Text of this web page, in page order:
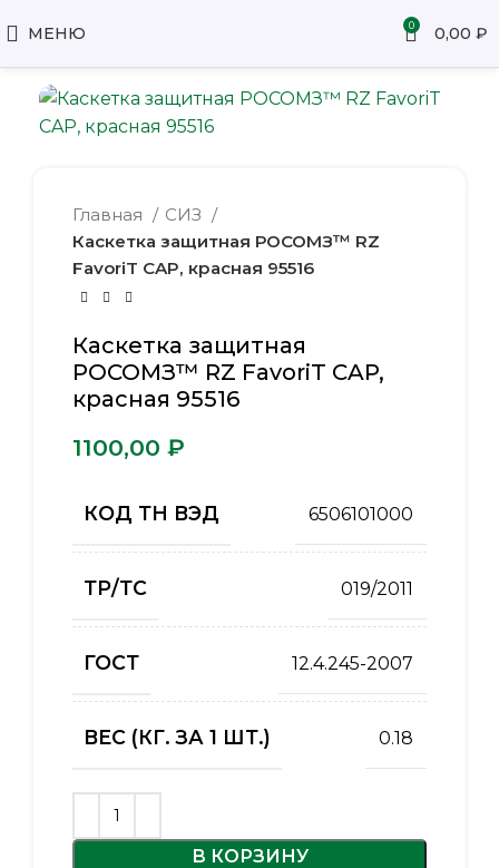
МЕНЮ 0 0,00 ₽
Главная
СИЗ
Каскетка защитная РОСОМЗ™ RZ
FavoriT CAP, красная 95516
Каскетка защитная
РОСОМЗ™ RZ FavoriT CAP,
красная 95516
₽
КОД ТН ВЭД 6506101000
ТР/ТС 019/2011
ГОСТ 12.4.245-2007
ВЕС (КГ. ЗА 1 ШТ.) 0.18
В КОРЗИНУ